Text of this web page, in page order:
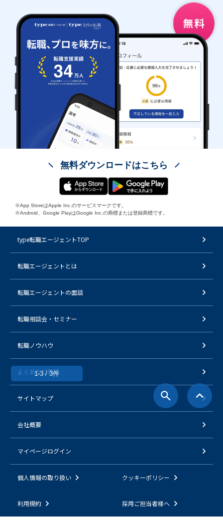
1-3 / 3件
無料ダウンロードはこちら
※App StoreはApple Inc.のサービスマークです。
※Android、Google PlayはGoogle Inc.の商標または登録商標です。
type転職エージェントTOP
転職エージェントとは
転職エージェントの面談
転職相談会・セミナー
転職ノウハウ
よくあるご質問
サイトマップ
会社概要
マイページログイン
個人情報の取り扱い クッキーポリシー
利用規約 採用ご担当者様へ